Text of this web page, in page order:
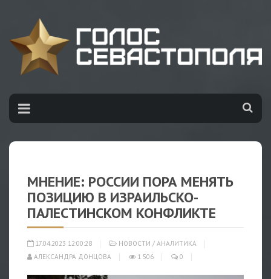
МНЕНИЕ: РОССИИ ПОРА МЕНЯТЬ
ПОЗИЦИЮ В ИЗРАИЛЬСКО-
ПАЛЕСТИНСКОМ КОНФЛИКТЕ
17.04.2023 12:00:28 НОВОСТИ / АНАЛИТИКА
АЛЕКСАНДРА ДОНЦОВА
1 506 0